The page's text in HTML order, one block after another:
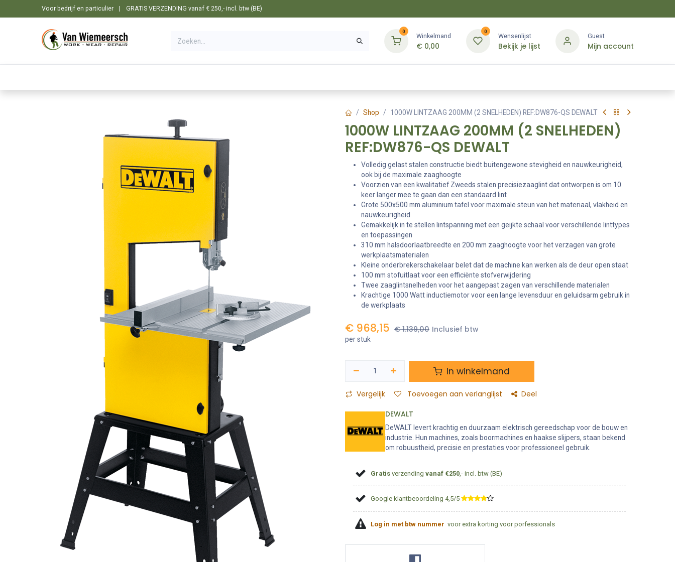
Overslaan naar inhoudVoor bedrijf en particulier | GRATIS VERZENDING vanaf € 250,- incl. btw (BE)
0
Winkelmand
€ 0,00
0
Wensenlijst
Bekijk je lijst
Guest
Mijn account
Shop 1000W LINTZAAG 200MM (2 SNELHEDEN) REF:DW876-QS DEWALT
1000W LINTZAAG 200MM (2 SNELHEDEN)
REF:DW876-QS DEWALT
Volledig gelast stalen constructie biedt buitengewone stevigheid en nauwkeurigheid,
ook bij de maximale zaaghoogte
Voorzien van een kwalitatief Zweeds stalen precisiezaaglint dat ontworpen is om 10
keer langer mee te gaan dan een standaard lint
Grote 500x500 mm aluminium tafel voor maximale steun van het materiaal, vlakheid en
nauwkeurigheid
Gemakkelijk in te stellen lintspanning met een geijkte schaal voor verschillende linttypes
en toepassingen
310 mm halsdoorlaatbreedte en 200 mm zaaghoogte voor het verzagen van grote
werkplaatsmaterialen
Kleine onderbrekerschakelaar belet dat de machine kan werken als de deur open staat
100 mm stofuitlaat voor een efficiënte stofverwijdering
Twee zaaglintsnelheden voor het aangepast zagen van verschillende materialen
Krachtige 1000 Watt inductiemotor voor een lange levensduur en geluidsarm gebruik in
de werkplaats
€ 968,15 €1.139,00 Inclusief btw
per stuk
In winkelmand
Vergelijk Toevoegen aan verlanglijst Deel
DEWALT
DeWALT levert krachtig en duurzaam elektrisch gereedschap voor de bouw en
industrie. Hun machines, zoals boormachines en haakse slijpers, staan bekend
om robuustheid, precisie en prestaties voor professioneel gebruik.
Gratis verzendingvanaf €250 ,- incl. btw (BE)
Google klantbeoordeling 4,5/5 ​
Log in met btw nummer voor extra korting voor porfessionals